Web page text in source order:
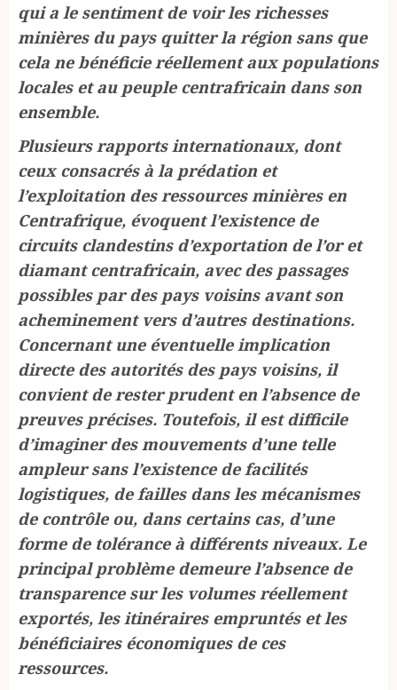
qui a le sentiment de voir les richesses
minières du pays quitter la région sans que
cela ne bénéficie réellement aux populations
locales et au peuple centrafricain dans son
ensemble.
Plusieurs rapports internationaux, dont
ceux consacrés à la prédation et
l’exploitation des ressources minières en
Centrafrique, évoquent l’existence de
circuits clandestins d’exportation de l’or et
diamant centrafricain, avec des passages
possibles par des pays voisins avant son
acheminement vers d’autres destinations.
Concernant une éventuelle implication
directe des autorités des pays voisins, il
convient de rester prudent en l’absence de
preuves précises. Toutefois, il est difficile
d’imaginer des mouvements d’une telle
ampleur sans l’existence de facilités
logistiques, de failles dans les mécanismes
de contrôle ou, dans certains cas, d’une
forme de tolérance à différents niveaux. Le
principal problème demeure l’absence de
transparence sur les volumes réellement
exportés, les itinéraires empruntés et les
bénéficiaires économiques de ces
ressources.